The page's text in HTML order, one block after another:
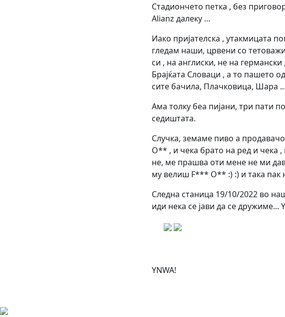
Стадиончето петка , без
Alianz далеку ...
Иако пријателска , утакмицата
гледам наши, црвени со
си , на англиски, не на германски
Брајќата Словаци , а то пашето
сите бачила, Плачковица, Шара
Ама толку беа пијани, три пати
седиштата.
Случка, земаме пиво а
O** , и чека брато на ред и чека ,
не, ме прашва оти мене не ми
му велиш F*** O** :) :) и така пак
Следна станица 19/10/2022 во
иди нека се јави да се дружиме...
YNWA!